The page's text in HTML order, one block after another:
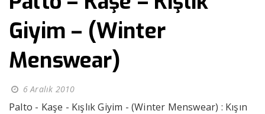
Giyim – (Winter
Menswear)
6 Aralık 2010
Palto - Kaşe - Kışlık Giyim - (Winter Menswear) : Kışın